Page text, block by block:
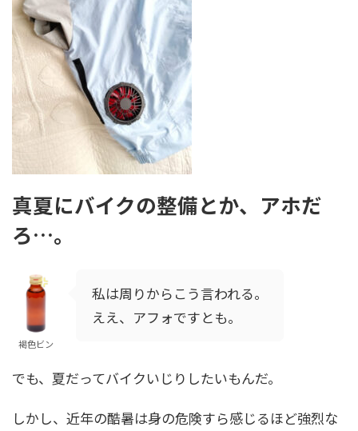
真夏にバイクの整備とか、アホだ
ろ…。
褐色ビン
私は周りからこう言われる。
ええ、アフォですとも。
でも、夏だってバイクいじりしたいもんだ。
しかし、近年の酷暑は身の危険すら感じるほど強烈な